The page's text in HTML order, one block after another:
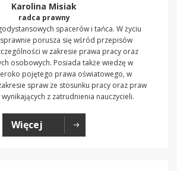
Karolina Misiak
radca prawny
spacerów i tańca. W życiu
porusza się wśród przepisów
w zakresie prawa pracy oraz
osobowych. Posiada także wiedzę w
pojętego prawa oświatowego, w
spraw ze stosunku pracy oraz praw
z zatrudnienia nauczycieli.
Więcej